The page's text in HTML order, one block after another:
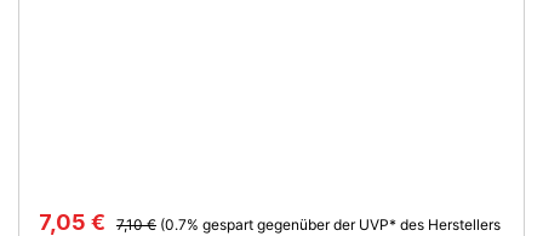
7,05 € 7,10 € (0.7% gespart gegenüber der UVP* des Herstellers